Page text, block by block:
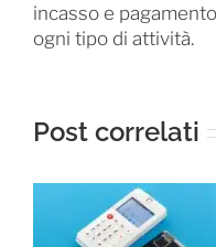
incasso e
ogni tipo di attività.
Post correlati